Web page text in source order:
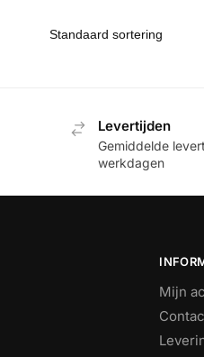
Levertijden
Gemiddelde
werkdagen
Mijn